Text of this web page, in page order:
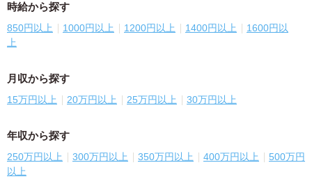
時給から探す
850円以上 1000円以上 1200円以上 1400円以上
1600円以
上
月収から探す
15万円以上 20万円以上 25万円以上 30万円以上
年収から探す
250万円以上 300万円以上 350万円以上 400万円以上
500万円
以上